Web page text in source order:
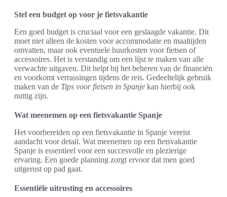
Stel een budget op voor je fietsvakantie
Een goed budget is cruciaal voor een geslaagde vakantie. Dit
moet niet alleen de kosten voor accommodatie en maaltijden
omvatten, maar ook eventuele huurkosten voor fietsen of
accessoires. Het is verstandig om een lijst te maken van alle
verwachte uitgaven. Dit helpt bij het beheren van de financiën
en voorkomt verrassingen tijdens de reis. Gedeeltelijk gebruik
maken van de Tips voor fietsen in Spanje kan hierbij ook
nuttig zijn.
Wat meenemen op een fietsvakantie Spanje
Het voorbereiden op een fietsvakantie in Spanje vereist
aandacht voor detail. Wat meenemen op een fietsvakantie
Spanje is essentieel voor een succesvolle en plezierige
ervaring. Een goede planning zorgt ervoor dat men goed
uitgerust op pad gaat.
Essentiële uitrusting en accessoires